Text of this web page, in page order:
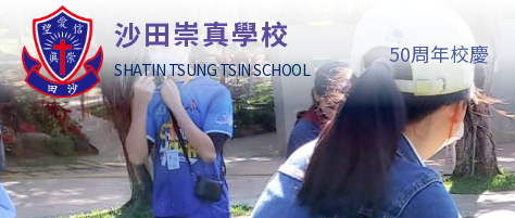
沙田崇真學校
SHATIN TSUNG TSIN SCHOOL
50周年校慶